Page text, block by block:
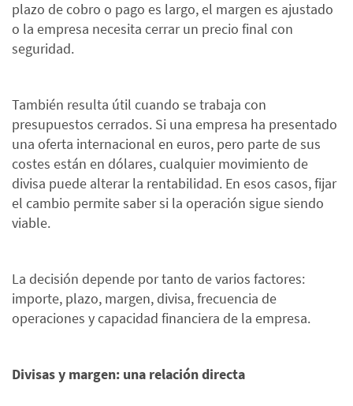
plazo de cobro o pago es largo, el margen es ajustado
o la empresa necesita cerrar un precio final con
seguridad.
También resulta útil cuando se trabaja con
presupuestos cerrados. Si una empresa ha presentado
una oferta internacional en euros, pero parte de sus
costes están en dólares, cualquier movimiento de
divisa puede alterar la rentabilidad. En esos casos, fijar
el cambio permite saber si la operación sigue siendo
viable.
La decisión depende por tanto de varios factores:
importe, plazo, margen, divisa, frecuencia de
operaciones y capacidad financiera de la empresa.
Divisas y margen: una relación directa